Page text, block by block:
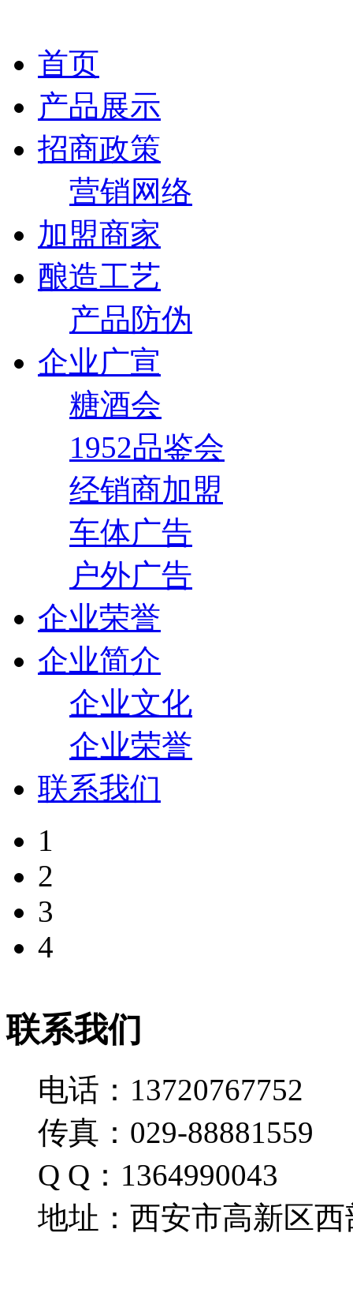
首页
产品展示
招商政策
营销网络
加盟商家
酿造工艺
产品防伪
企业广宣
糖酒会
1952品鉴会
经销商加盟
车体广告
户外广告
企业荣誉
企业简介
企业文化
企业荣誉
联系我们
1
2
3
4
联系我们
电话：13720767752
传真：029-88881559
Q Q：1364990043
地址：西安市高新区西